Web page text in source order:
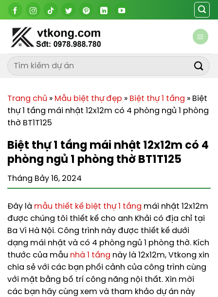
Chuyển
đến
dung
Trang chủ » Mẫu biệt thự đẹp » Biệt thự 1 tầng » Biệt
thự 1 tầng mái nhật 12x12m có 4 phòng ngủ 1 phòng
thờ BT1T125
Biệt thự 1 tầng mái nhật 12x12m có 4
phòng ngủ 1 phòng thờ BT1T125
Tháng Bảy 16, 2024
Đây là mẫu thiết kế biệt thự 1 tầng mái nhật 12x12m
được chúng tôi thiết kế cho anh Khải có địa chỉ tại
Ba Vì Hà Nội. Công trình này được thiết kế dưới
dạng mái nhật và có 4 phòng ngủ 1 phòng thờ. Kích
thước của mẫu nhà 1 tầng này là 12x12m, Vtkong xin
chia sẻ với các bạn phối cảnh của công trình cùng
với mặt bằng bố trí công năng nội thất. Xin mời
các bạn hãy cùng xem và tham khảo dự án này